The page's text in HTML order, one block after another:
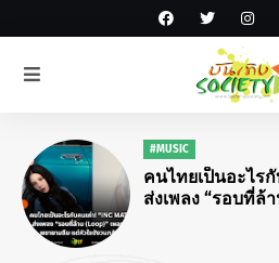
#MUSIC
คนไทยเป็นอะไรกั
ส่งเพลง “รอบที่ล้